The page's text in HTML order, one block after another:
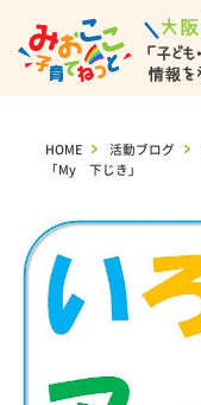
ンダ
ー
HOME > 活動ブログ >
「My 下じき」